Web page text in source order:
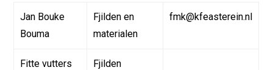
Jan Bouke
Bouma
Fjilden en
materialen
fmk@kfeasterein.nl
Fitte vutters
Fjilden